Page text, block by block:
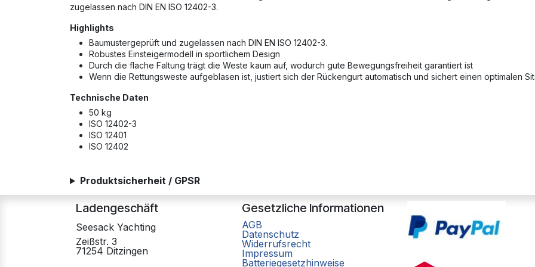
zugelassen nach DIN EN ISO 12402-3.
Highlights
Baumustergeprüft und zugelassen nach DIN EN ISO 12402-3.
Robustes Einsteigermodell in sportlichem Design
Durch die flache Faltung trägt die Weste kaum auf, wodurch gute Bewegungsfreiheit garantiert ist
Wenn die Rettungsweste aufgeblasen ist, justiert sich der Rückengurt automatisch und sichert einen optimalen
Technische Daten
50 kg
ISO 12402-3
ISO 12401
ISO 12402
Produktsicherheit / GPSR
Ladengeschäft
Seesack Yachting
Zeißstr. 3
71254 Ditzingen
Gesetzliche Informationen
AGB
Datenschutz
Widerrufsrecht
Impressum
Batteriegesetzhinweise